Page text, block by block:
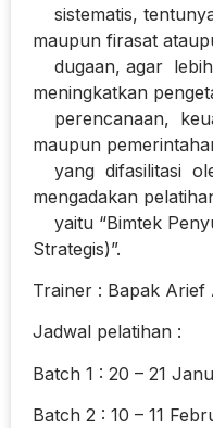
sistematis,
maupun firasat
dugaan, agar
meningkatkan
perencanaan,
maupun
yang difasilitasi
mengadakan
yaitu “Bimtek
Strategis)”.
Trainer : Bapak Arief
Jadwal pelatihan :
Batch 1 : 20 – 21
Batch 2 : 10 – 11